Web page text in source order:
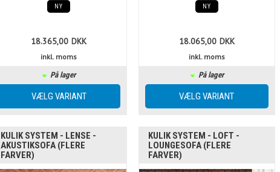
NY
18.365,00 DKK
inkl. moms
På lager
NY
18.065,00 DKK
inkl. moms
På lager
KULIK SYSTEM - LENSE -
AKUSTIKSOFA (FLERE
FARVER)
KULIK SYSTEM - LOFT -
LOUNGESOFA (FLERE
FARVER)